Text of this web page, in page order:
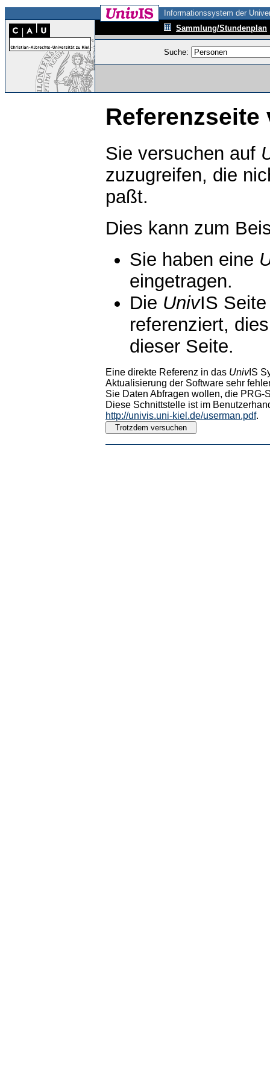
Informationssystem der
Sammlung/Stundenplan
Suche:
Referenzseite
Sie versuchen auf
zuzugreifen, die
paßt.
Dies kann zum
Sie haben eine
eingetragen.
Die UnivIS
referenziert,
dieser Seite.
Eine direkte Referenz in das UnivIS
Aktualisierung der Software sehr
Sie Daten Abfragen wollen, die PRG-
Diese Schnittstelle ist im
http://univis.uni-kiel.de/userman.pdf.